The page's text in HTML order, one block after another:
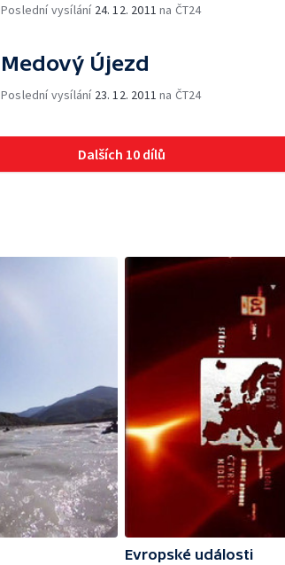
Poslední vysílání 24. 12. 2011 na ČT24
Medový Újezd
Poslední vysílání 23. 12. 2011 na ČT24
Dalších 10 dílů
Evropské události